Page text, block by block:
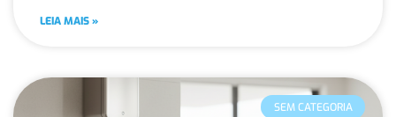
LEIA MAIS »
SEM CATEGORIA